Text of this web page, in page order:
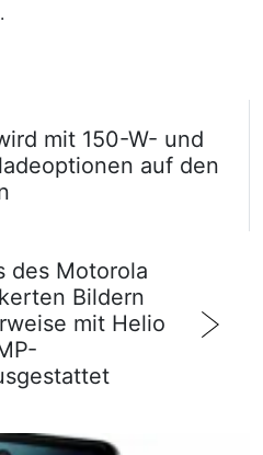
mit 150-W- und
auf den
des Motorola
Bildern
mit Helio